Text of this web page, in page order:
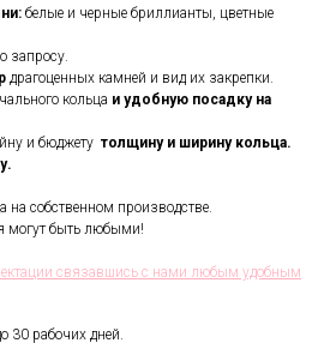
белые и черные бриллианты, цветные
запросу.
драгоценных камней и вид их закрепки.
кольца и удобную посадку на
и бюджету толщину и ширину кольца.
собственном производстве.
могут быть любыми!
связавшись с нами любым удобным
30 рабочих дней.
колец, мы будем
восстановление